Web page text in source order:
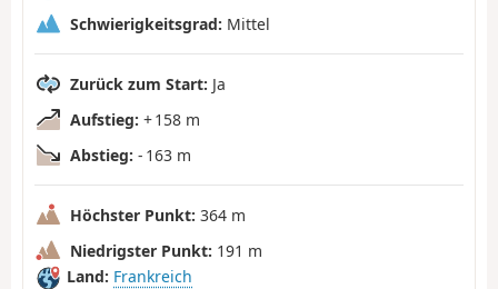
Schwierigkeitsgrad: Mittel
Zurück zum Start: Ja
Aufstieg: + 158 m
Abstieg: - 163 m
Höchster Punkt: 364 m
Niedrigster Punkt: 191 m
Land: Frankreich